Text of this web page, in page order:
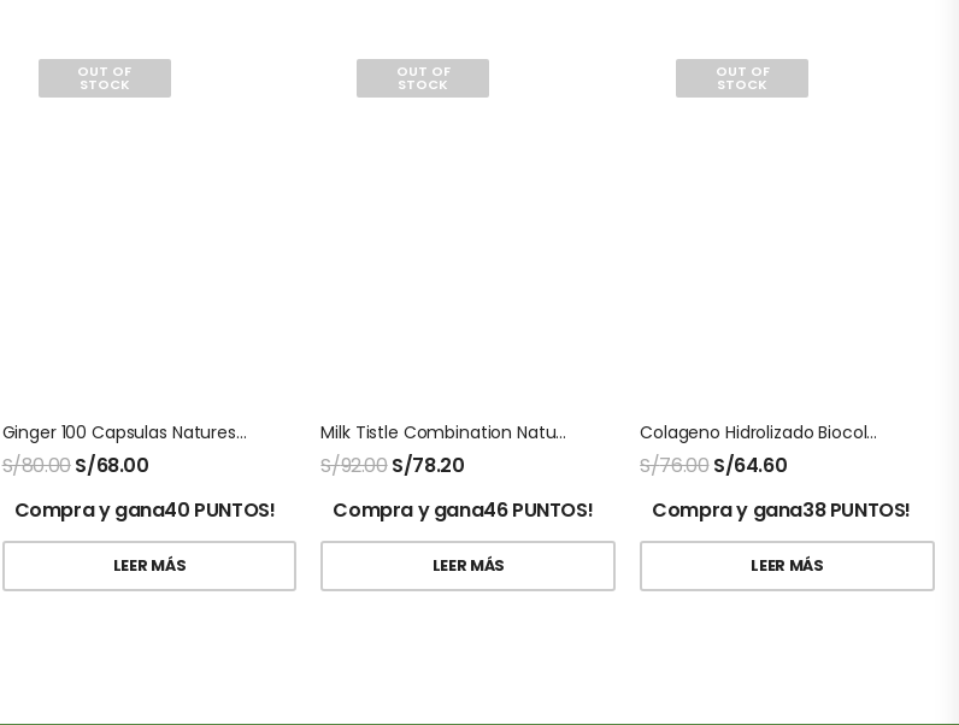
OUT OF
STOCK
Ginger 100 Capsulas Natures Sunshine
S/80.00S/68.00
Compra y gana40 PUNTOS!
LEER MÁS
OUT OF
STOCK
Milk Tistle Combination Natures Sunshine
S/92.00S/78.20
Compra y gana46 PUNTOS!
LEER MÁS
OUT OF
STOCK
Colageno Hidrolizado Biocolagen Frutos Rojos
S/76.00 S/64.60
Compra y gana38 PUNTOS!
LEER MÁS